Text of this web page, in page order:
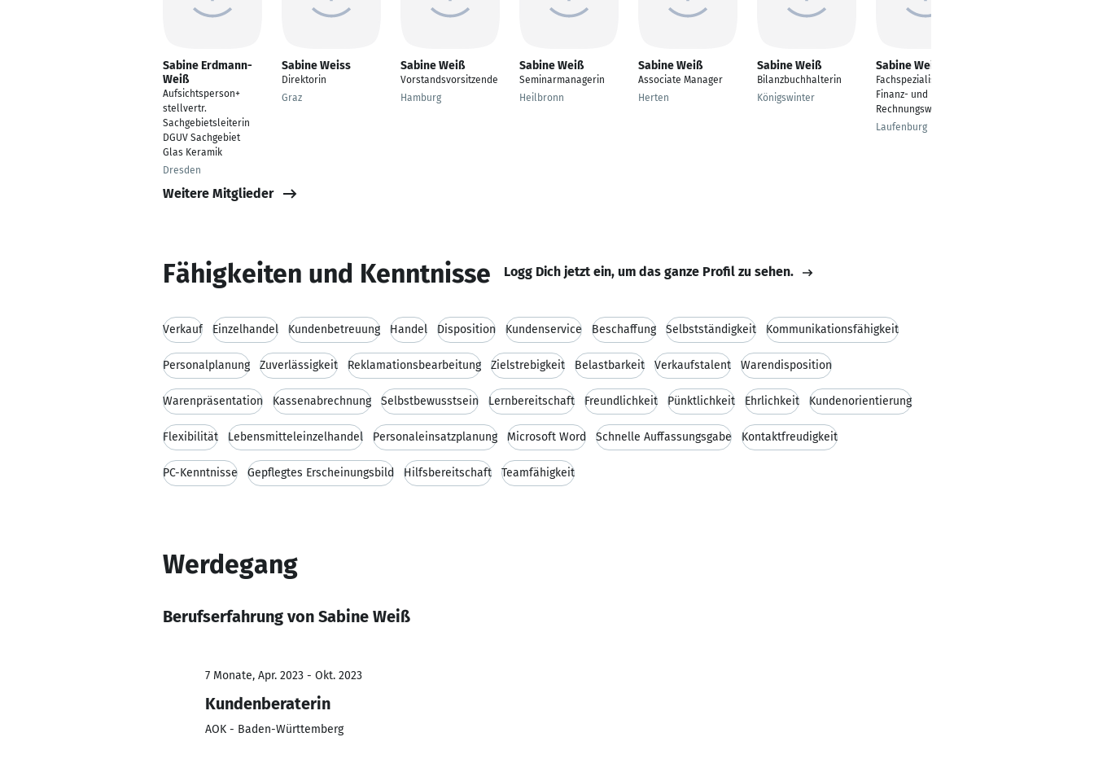
Sabine Erdmann-
Weiß
Aufsichtsperson+
stellvertr.
Sachgebietsleiterin
DGUV Sachgebiet
Glas Keramik
Dresden
Sabine Weiss
Direktorin
Graz
Sabine Weiß
Vorstandsvorsitzende
Hamburg
Sabine Weiß
Seminarmanagerin
Heilbronn
Sabine Weiß
Associate Manager
Herten
Sabine Weiß
Bilanzbuchhalterin
Königswinter
Sabine Weiss
Fachspezialistin in
Finanz- und
Rechnungswesen
Laufenburg
Weitere Mitglieder
Fähigkeiten und Kenntnisse Logg Dich jetzt ein, um das ganze Profil zu sehen.
Verkauf Einzelhandel Kundenbetreuung Handel Disposition Kundenservice Beschaffung Selbstständigkeit Kommunikationsfähigkeit
Personalplanung Zuverlässigkeit Reklamationsbearbeitung Zielstrebigkeit Belastbarkeit Verkaufstalent Warendisposition
Warenpräsentation Kassenabrechnung Selbstbewusstsein Lernbereitschaft Freundlichkeit Pünktlichkeit Ehrlichkeit Kundenorientierung
Flexibilität Lebensmitteleinzelhandel Personaleinsatzplanung Microsoft Word Schnelle Auffassungsgabe Kontaktfreudigkeit
PC-Kenntnisse Gepflegtes Erscheinungsbild Hilfsbereitschaft Teamfähigkeit
Werdegang
Berufserfahrung von Sabine Weiß
7 Monate, Apr. 2023 - Okt. 2023
Kundenberaterin
AOK - Baden-Württemberg